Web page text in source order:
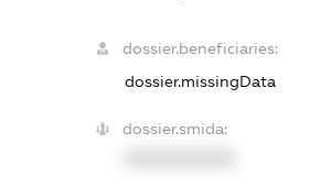
dossier.beneficiaries:
dossier.missingData
dossier.smida: